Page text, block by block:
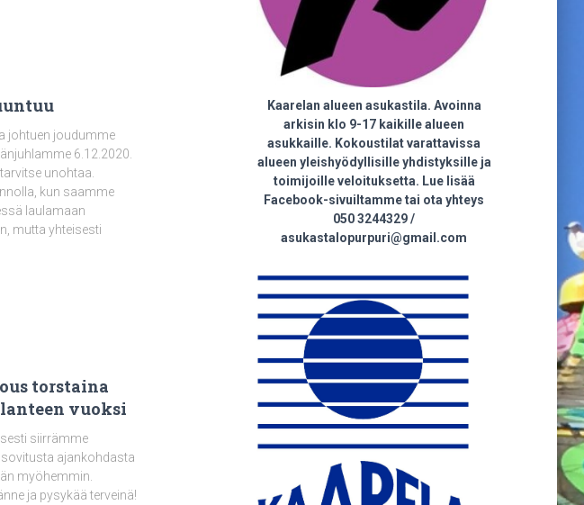
johtuen joudumme
6.12.2020.
unohtaa.
kun saamme
laulamaan
mutta yhteisesti
torstaina
vuoksi
siirrämme
ajankohdasta
myöhemmin.
ja pysykää terveinä!
Kaarelan alueen asukastila. Avoinna
arkisin klo 9-17 kaikille alueen
asukkaille. Kokoustilat varattavissa
alueen yleishyödyllisille yhdistyksille ja
toimijoille veloituksetta. Lue lisää
Facebook-sivuiltamme tai ota yhteys
050 3244329 /
asukastalopurpuri@gmail.com